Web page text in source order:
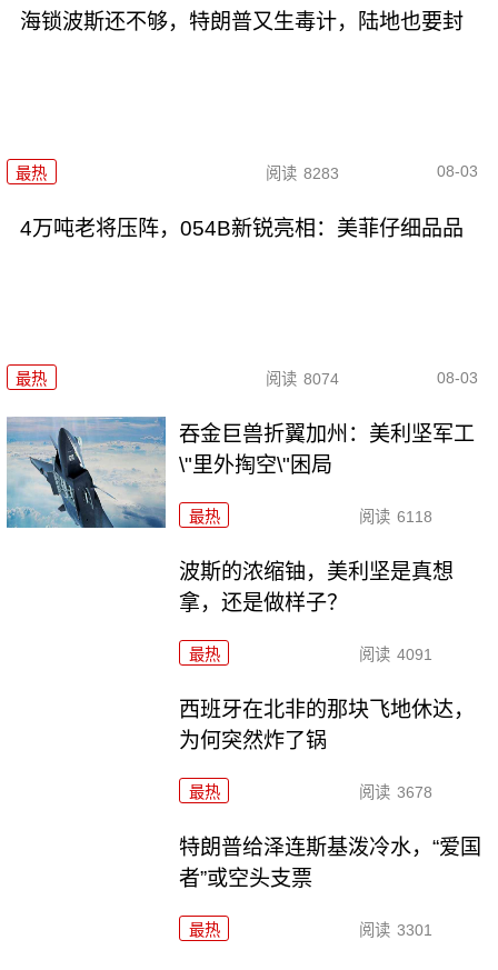
海锁波斯还不够，特朗普又生毒计，陆地也要封
最热 阅读 8283 08-03
4万吨老将压阵，054B新锐亮相：美菲仔细品品
最热 阅读 8074 08-03
吞金巨兽折翼加州：美利坚军工
\"里外掏空\"困局
最热 阅读 6118
波斯的浓缩铀，美利坚是真想
拿，还是做样子？
最热 阅读 4091
西班牙在北非的那块飞地休达，
为何突然炸了锅
最热 阅读 3678
特朗普给泽连斯基泼冷水，“爱国
者”或空头支票
最热 阅读 3301